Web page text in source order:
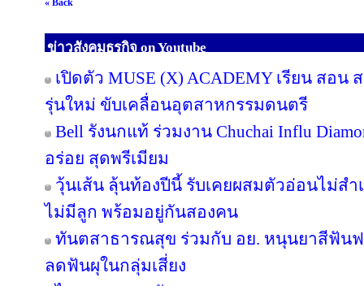
« Back
ข่าวสังคมธุรกิจ on Youtube
เปิดตัว MUSE (X) ACADEMY เรียน สอ
รุ่นใหม่ ขับเคลื่อนอุตสาหกรรมดนตรี
Bell รังนกแท้ ร่วมงาน Chuchai Influ
อร่อย สุดพรีเมียม
วุ้นเส้น ลุ้นท้องปีนี้ รับเคยผสมตัวอ่อนไม่สำ
ไม่มีลูก พร้อมอยู่กันสองคน
ทันตสาธารณสุข ร่วมกับ อย. หนุนยาสีฟันฟ
ลดฟันผุในกลุ่มเสี่ยง